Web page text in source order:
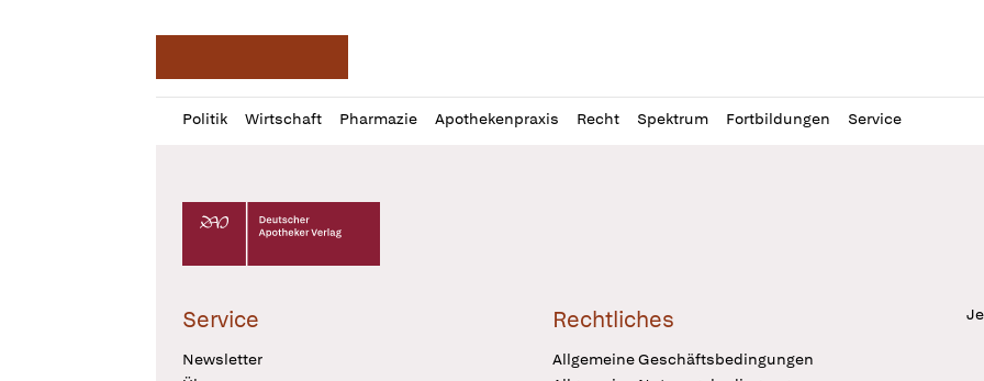
Politik Wirtschaft Pharmazie Apothekenpraxis Recht Spektrum Fortbildungen Service
Profil
öffnen
Daz
Pur
Deutscher Apotheker Verlag Logo
Service
Newsletter
Rechtliches
Allgemeine Geschäftsbedingungen